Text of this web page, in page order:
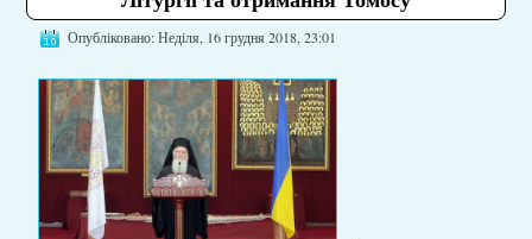
Опубліковано: Неділя, 16 грудня 2018, 23:01